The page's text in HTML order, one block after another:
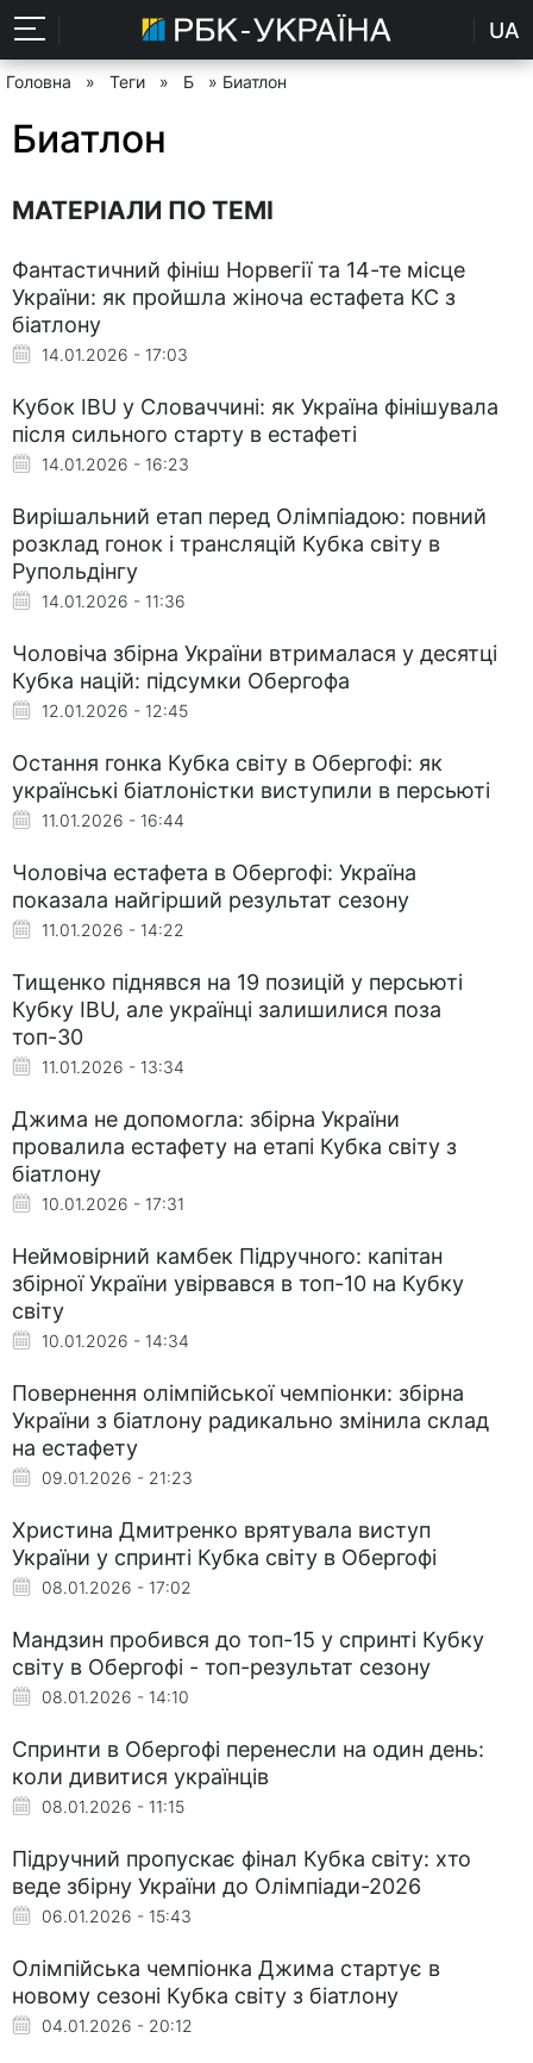
UA
Головна » Теги » Б » Биатлон
Биатлон
МАТЕРІАЛИ ПО ТЕМІ
Фантастичний фініш Норвегії та 14-те місце
України: як пройшла жіноча естафета КС з
біатлону
14.01.2026 - 17:03
Кубок IBU у Словаччині: як Україна фінішувала
після сильного старту в естафеті
14.01.2026 - 16:23
Вирішальний етап перед Олімпіадою: повний
розклад гонок і трансляцій Кубка світу в
Рупольдінгу
14.01.2026 - 11:36
Чоловіча збірна України втрималася у десятці
Кубка націй: підсумки Обергофа
12.01.2026 - 12:45
Остання гонка Кубка світу в Обергофі: як
українські біатлоністки виступили в персьюті
11.01.2026 - 16:44
Чоловіча естафета в Обергофі: Україна
показала найгірший результат сезону
11.01.2026 - 14:22
Тищенко піднявся на 19 позицій у персьюті
Кубку IBU, але українці залишилися поза
топ-30
11.01.2026 - 13:34
Джима не допомогла: збірна України
провалила естафету на етапі Кубка світу з
біатлону
10.01.2026 - 17:31
Неймовірний камбек Підручного: капітан
збірної України увірвався в топ-10 на Кубку
світу
10.01.2026 - 14:34
Повернення олімпійської чемпіонки: збірна
України з біатлону радикально змінила склад
на естафету
09.01.2026 - 21:23
Христина Дмитренко врятувала виступ
України у спринті Кубка світу в Обергофі
08.01.2026 - 17:02
Мандзин пробився до топ-15 у спринті Кубку
світу в Обергофі - топ-результат сезону
08.01.2026 - 14:10
Спринти в Обергофі перенесли на один день:
коли дивитися українців
08.01.2026 - 11:15
Підручний пропускає фінал Кубка світу: хто
веде збірну України до Олімпіади-2026
06.01.2026 - 15:43
Олімпійська чемпіонка Джима стартує в
новому сезоні Кубка світу з біатлону
04.01.2026 - 20:12